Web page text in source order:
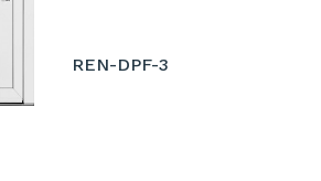
REN-DPF-3